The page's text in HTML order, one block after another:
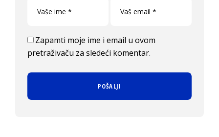
Zapamti moje ime i email u ovom
pretraživaču za sledeći komentar.